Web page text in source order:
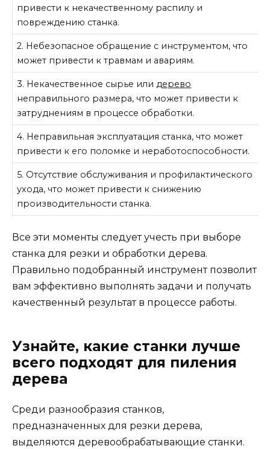
привести к некачественному распилу и
повреждению станка.
2. Небезопасное обращение с инструментом, что
может привести к травмам и авариям.
3. Некачественное сырье илидерево
неправильного размера, что может привести к
затруднениям в процессе обработки.
4. Неправильная эксплуатация станка, что может
привести к его поломке и неработоспособности.
5. Отсутствие обслуживания и профилактического
ухода, что может привести к снижению
производительности станка.
Все эти моменты следует учесть при выборе
станка для резки и обработки дерева.
Правильно подобранный инструмент позволит
вам эффективно выполнять задачи и получать
качественный результат в процессе работы.
Узнайте, какие станки лучше
всего подходят для пиления
дерева
Среди разнообразия станков,
предназначенных для резки дерева,
выделяются деревообрабатывающие станки.